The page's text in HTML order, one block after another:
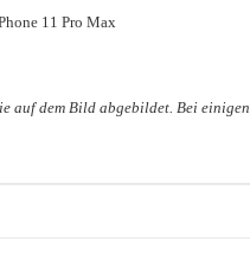
11 Pro Max
auf dem Bild abgebildet. Bei